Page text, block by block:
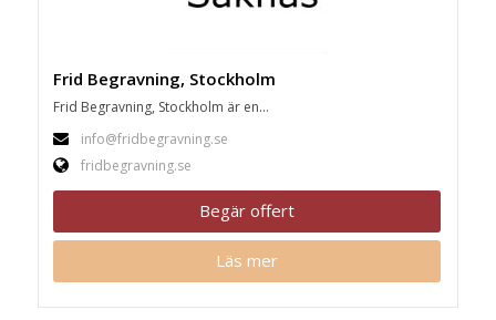
Frid Begravning, Stockholm
Frid Begravning, Stockholm är en...
info@fridbegravning.se
fridbegravning.se
Begär offert
Läs mer